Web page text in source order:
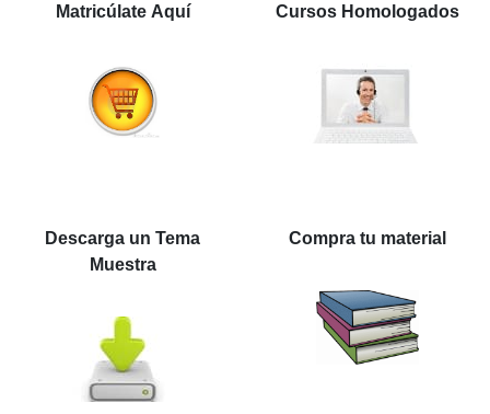
Matricúlate Aquí Cursos Homologados
Descarga un Tema
Muestra
Compra tu material